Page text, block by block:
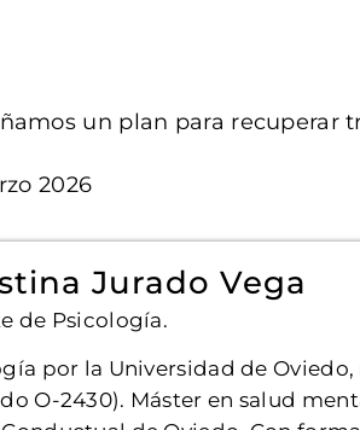
un plan para recuperar
2026
Jurado Vega
de Psicología.
por la Universidad de
O-2430). Máster en salud